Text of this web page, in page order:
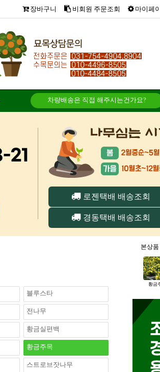
장바구니 비회원 주문조회 마이페
차량배송은 직접 해주시는건가요?
방문하여 구매 할수 있나요?
송장번호 입력이 되었는대 배송조회...
로젠택배 배송조회
경동택배 배송조회
블루스타
전나무
황금실편백
황금주목
스트로브잣나무
본상품
황금